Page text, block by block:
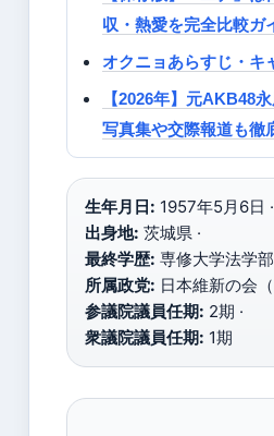
収・熱愛を完全比較ガ
オクニョあらすじ・キ
【2026年】元AKB48
写真集や交際報道も徹
生年月日: 1957年5月6日 ·
出身地: 茨城県 ·
最終学歴: 専修大学法学部
所属政党: 日本維新の会
参議院議員任期: 2期 ·
衆議院議員任期: 1期